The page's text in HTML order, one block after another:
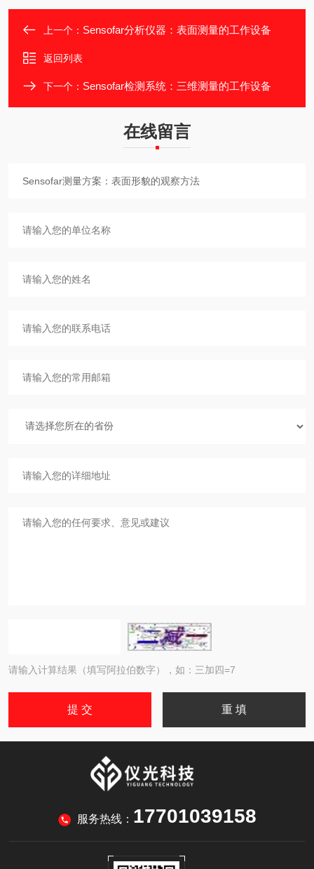
上一个： Sensofar分析仪器：表面测量的工作设备
返回列表
下一个： Sensofar检测系统：三维测量的工作设备
在线留言
请输入计算结果（填写阿拉伯数字），如：三加四=7
服务热线： 17701039158